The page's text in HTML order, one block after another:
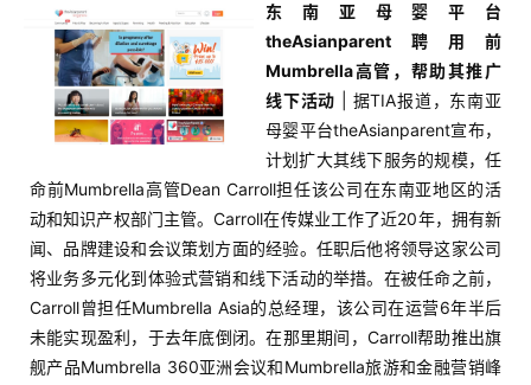
东南亚母婴平台
theAsianparent聘用前
Mumbrella高管，帮助其推广
线下活动 | 据TIA报道，东南亚
母婴平台theAsianparent宣布，
计划扩大其线下服务的规模，任
命前Mumbrella高管Dean Carroll担任该公司在东南亚地区的活
动和知识产权部门主管。Carroll在传媒业工作了近20年，拥有新
闻、品牌建设和会议策划方面的经验。任职后他将领导这家公司
将业务多元化到体验式营销和线下活动的举措。在被任命之前，
Carroll曾担任Mumbrella Asia的总经理，该公司在运营6年半后
未能实现盈利，于去年底倒闭。在那里期间，Carroll帮助推出旗
舰产品Mumbrella 360亚洲会议和Mumbrella旅游和金融营销峰